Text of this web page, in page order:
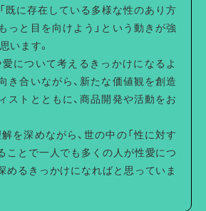
既に存在している多様な性のあり方
っと目を向けよう」という動きが強
います。
について考えるきっかけになるよ
き合いながら、新たな価値観を創造
ストとともに、商品開発や活動をお
を深めながら、世の中の「性に対す
ことで一人でも多くの人が性愛につ
めるきっかけになればと思っていま